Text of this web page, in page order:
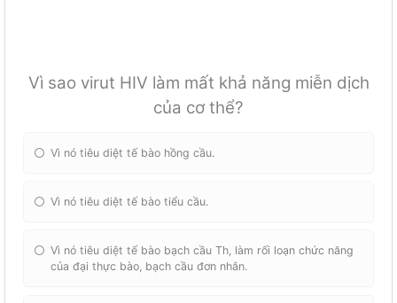
Vì sao virut HIV làm mất khả năng miễn dịch
của cơ thể?
Vì nó tiêu diệt tế bào hồng cầu.
Vì nó tiêu diệt tế bào tiểu cầu.
Vì nó tiêu diệt tế bào bạch cầu Th, làm rối loạn chức năng
của đại thực bào, bạch cầu đơn nhân.